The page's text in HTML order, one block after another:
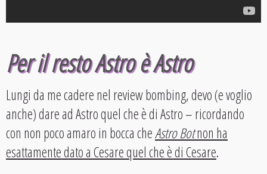
Per il resto Astro è Astro
Lungi da me cadere nel review bombing, devo (e voglio
anche) dare ad Astro quel che è di Astro – ricordando
con non poco amaro in bocca cheAstro Botnon ha
esattamente dato a Cesare quel che è di Cesare.